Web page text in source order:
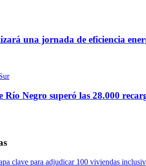
una jornada de eficiencia
Río Negro superó las 28.000
clave para adjudicar 100 viviendas